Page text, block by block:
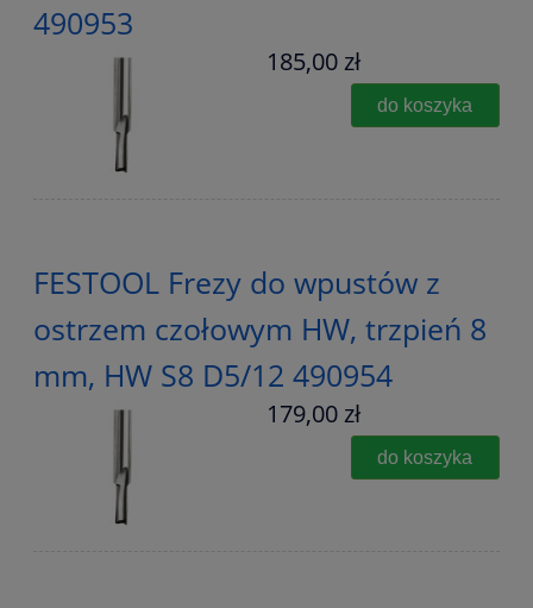
490953
185,00 zł
do koszyka
FESTOOL Frezy do wpustów z
ostrzem czołowym HW, trzpień 8
mm, HW S8 D5/12 490954
179,00 zł
do koszyka